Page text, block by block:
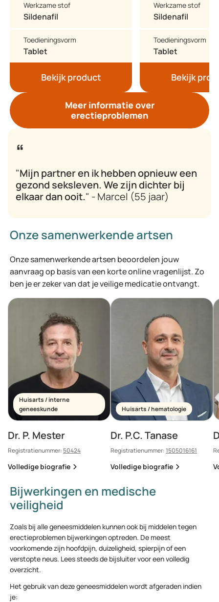
Werkzame stof
Sildenafil
Toedieningsvorm
Tablet
Bekijk product
Werkzame stof
Sildenafil
Toedieningsvorm
Tablet
Bekijk
Meer informatie over
erectieproblemen
"Mijn partner en ik hebben opnieuw een
gezond seksleven. We zijn dichter bij
elkaar dan ooit." - Marcel (55 jaar)
Onze samenwerkende artsen
Onze samenwerkende artsen beoordelen jouw
aanvraag op basis van een korte online vragenlijst. Zo
ben je er zeker van dat je veilige medicatie ontvangt.
Huisarts / interne
geneeskunde
Dr. P. Mester
Registratienummer:50424
Volledige biografie
Huisarts / hematologie
Dr. P.C. Tanase
Registratienummer:1505016161
Volledige biografie
Bijwerkingen en medische
veiligheid
Zoals bij alle geneesmiddelen kunnen ook bij middelen tegen
erectieproblemen bijwerkingen optreden. De meest
voorkomende zijn hoofdpijn, duizeligheid, spierpijn of een
verstopte neus. Lees steeds de bijsluiter voor een volledig
overzicht.
Het gebruik van deze geneesmiddelen wordt afgeraden indien
je: